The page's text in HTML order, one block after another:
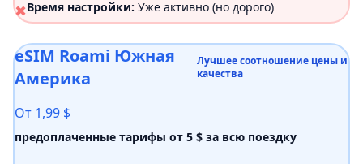
✖Время настройки: Уже активно (но дорого)
eSIM Roami Южная
Америка
Лучшее соотношение цены и
качества
От 1,99 $
предоплаченные тарифы от 5 $ за всю поездку